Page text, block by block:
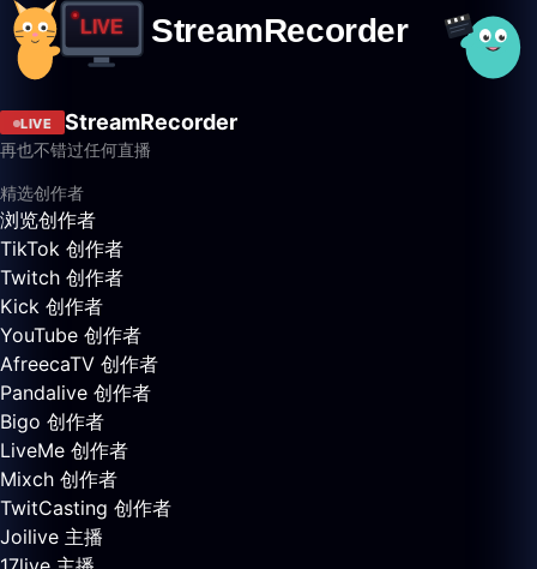
LIVE StreamRecorder
再也不错过任何直播
精选创作者
浏览创作者
TikTok 创作者
Twitch 创作者
Kick 创作者
YouTube 创作者
AfreecaTV 创作者
Pandalive 创作者
Bigo 创作者
LiveMe 创作者
Mixch 创作者
TwitCasting 创作者
Joilive 主播